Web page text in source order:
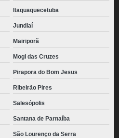
Itaquaquecetuba
Jundiaí
Mairiporã
Mogi das Cruzes
Pirapora do Bom Jesus
Ribeirão Pires
Salesópolis
Santana de Parnaíba
São Lourenço da Serra